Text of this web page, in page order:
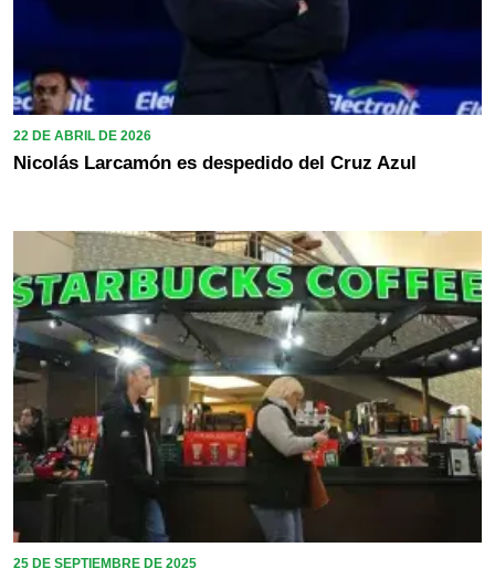
22 DE ABRIL DE 2026
Nicolás Larcamón es despedido del Cruz Azul
25 DE SEPTIEMBRE DE 2025